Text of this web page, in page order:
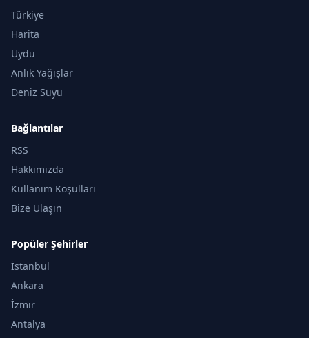
Türkiye
Harita
Uydu
Anlık Yağışlar
Deniz Suyu
Bağlantılar
RSS
Hakkımızda
Kullanım Koşulları
Bize Ulaşın
Popüler Şehirler
İstanbul
Ankara
İzmir
Antalya